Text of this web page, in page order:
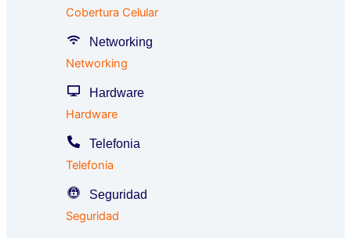
Cobertura Celular
Networking
Networking
Hardware
Hardware
Telefonia
Telefonia
Seguridad
Seguridad